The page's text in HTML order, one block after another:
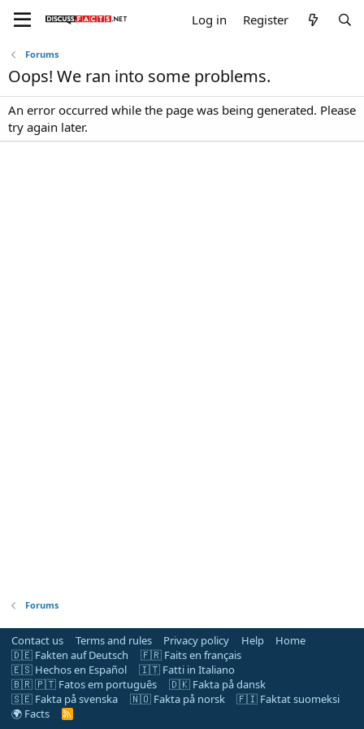
Log in Register
Forums
Oops! We ran into some problems.
An error occurred while the page was being generated. Please
try again later.
Forums
Contact us Terms and rules Privacy policy Help
Home
🇩🇪 Fakten auf Deutsch
🇫🇷 Faits en français
🇪🇸 Hechos en Español
🇮🇹 Fatti in Italiano
🇧🇷 🇵🇹 Fatos em português
🇩🇰 Fakta på dansk
🇸🇪 Fakta på svenska
🇳🇴 Fakta på norsk
🇫🇮 Faktat suomeksi
🌍 Facts
R